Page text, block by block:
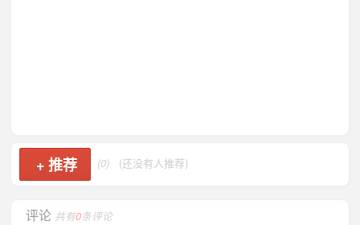
+推荐 (0) (还没有人推荐)
评论 共有0条评论